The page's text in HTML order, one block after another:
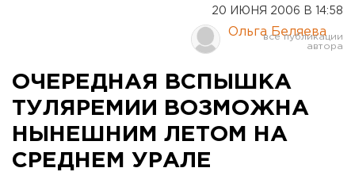
Курган
Оренбург
20 ИЮНЯ 2006 В 14:58
Ольга Беляева
ОЧЕРЕДНАЯ ВСПЫШКА
ТУЛЯРЕМИИ ВОЗМОЖНА
НЫНЕШНИМ ЛЕТОМ НА
СРЕДНЕМ УРАЛЕ